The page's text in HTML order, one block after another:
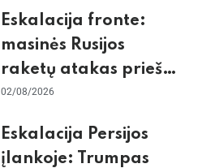
konfliktas su
Pakistanu
Eskalacija fronte:
masinės Rusijos
raketų atakas prieš
Kijevą, dronų smūgiai
žiemos krizės grėsmė
02/08/2026
Eskalacija Persijos
įlankoje: Trumpas